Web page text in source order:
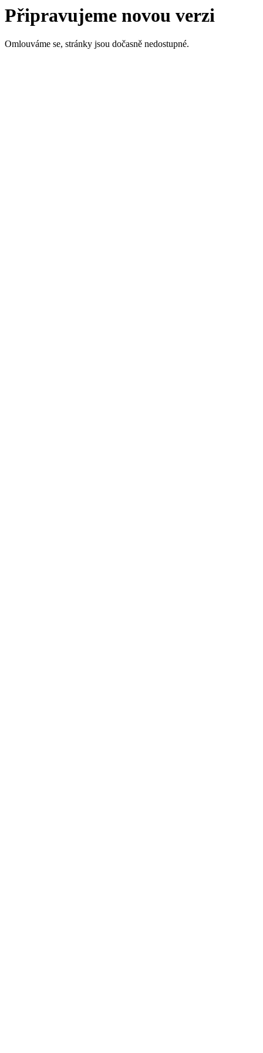
Připravujeme novou verzi
Omlouváme se, stránky jsou dočasně nedostupné.